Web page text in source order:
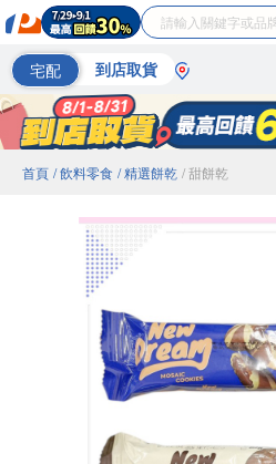
宅配 到店取貨
首頁 / 飲料零食 / 精選餅乾 / 甜餅乾